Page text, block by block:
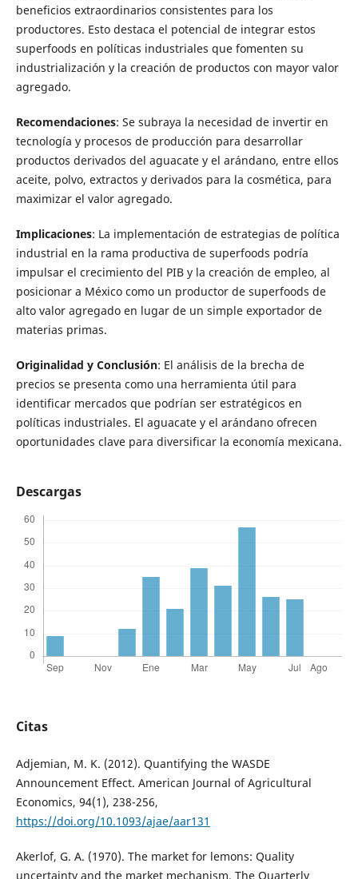
beneficios extraordinarios consistentes para los
productores. Esto destaca el potencial de integrar estos
superfoods en políticas industriales que fomenten su
industrialización y la creación de productos con mayor valor
agregado.
Recomendaciones: Se subraya la necesidad de invertir en
tecnología y procesos de producción para desarrollar
productos derivados del aguacate y el arándano, entre ellos
aceite, polvo, extractos y derivados para la cosmética, para
maximizar el valor agregado.
Implicaciones: La implementación de estrategias de política
industrial en la rama productiva de superfoods podría
impulsar el crecimiento del PIB y la creación de empleo, al
posicionar a México como un productor de superfoods de
alto valor agregado en lugar de un simple exportador de
materias primas.
Originalidad y Conclusión: El análisis de la brecha de
precios se presenta como una herramienta útil para
identificar mercados que podrían ser estratégicos en
políticas industriales. El aguacate y el arándano ofrecen
oportunidades clave para diversificar la economía mexicana.
Descargas
Citas
Adjemian, M. K. (2012). Quantifying the WASDE
Announcement Effect. American Journal of Agricultural
Economics, 94(1), 238-256,
https://doi.org/10.1093/ajae/aar131
Akerlof, G. A. (1970). The market for lemons: Quality
uncertainty and the market mechanism. The Quarterly